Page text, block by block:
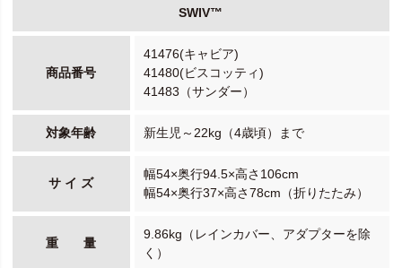
SWIV™
商品番号
41476(キャビア)
41480(ビスコッティ)
41483（サンダー）
対象年齢 新生児～22kg（4歳頃）まで
サ イ ズ
幅54×奥行94.5×高さ106cm
幅54×奥行37×高さ78cm（折りたたみ）
重 量
9.86kg（レインカバー、アダプターを除
く）